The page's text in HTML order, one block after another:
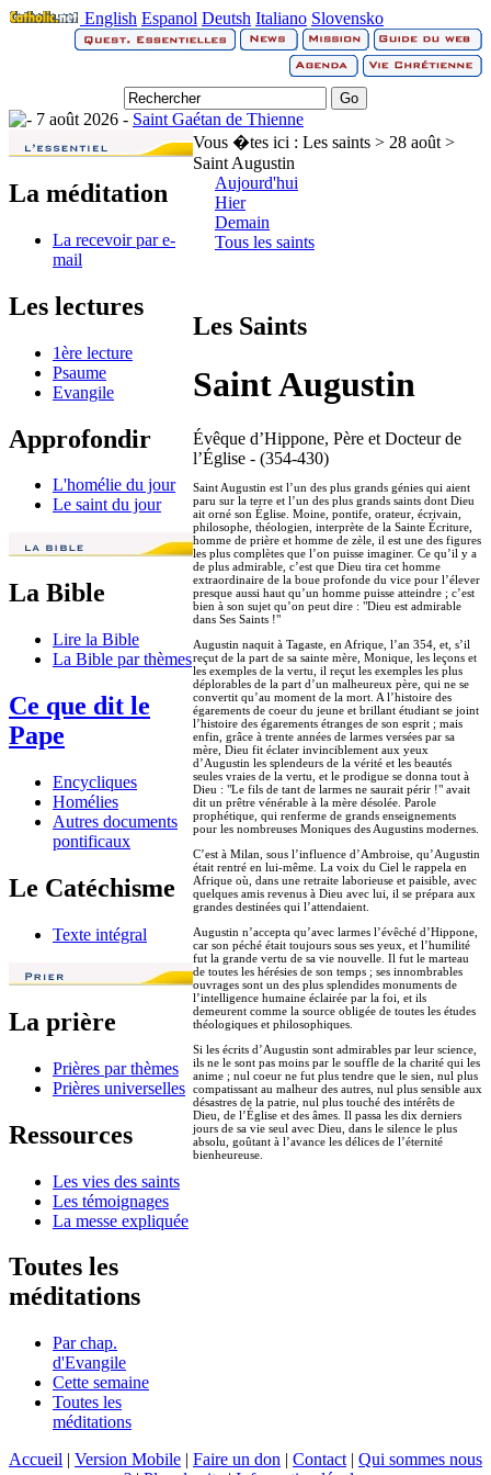
English Espanol Deutsh Italiano Slovensko
7 août 2026 - Saint Gaétan de Thienne
La méditation
La recevoir par e-
mail
Les lectures
1ère lecture
Psaume
Evangile
Approfondir
L'homélie du jour
Le saint du jour
La Bible
Lire la Bible
La Bible par thèmes
Ce que dit le
Pape
Encycliques
Homélies
Autres documents
pontificaux
Le Catéchisme
Texte intégral
La prière
Prières par thèmes
Prières universelles
Ressources
Les vies des saints
Les témoignages
La messe expliquée
Toutes les
méditations
Par chap.
d'Evangile
Cette semaine
Toutes les
méditations
Vous �tes ici : Les saints > 28 août >
Saint Augustin
Aujourd'hui
Hier
Demain
Tous les saints
Les Saints
Saint Augustin
Évêque d’Hippone, Père et Docteur de
l’Église - (354-430)
Saint Augustin est l’un des plus grands génies qui aient
paru sur la terre et l’un des plus grands saints dont Dieu
ait orné son Église. Moine, pontife, orateur, écrivain,
philosophe, théologien, interprète de la Sainte Écriture,
homme de prière et homme de zèle, il est une des figures
les plus complètes que l’on puisse imaginer. Ce qu’il y a
de plus admirable, c’est que Dieu tira cet homme
extraordinaire de la boue profonde du vice pour l’élever
presque aussi haut qu’un homme puisse atteindre ; c’est
bien à son sujet qu’on peut dire : "Dieu est admirable
dans Ses Saints !"
Augustin naquit à Tagaste, en Afrique, l’an 354, et, s’il
reçut de la part de sa sainte mère, Monique, les leçons et
les exemples de la vertu, il reçut les exemples les plus
déplorables de la part d’un malheureux père, qui ne se
convertit qu’au moment de la mort. A l’histoire des
égarements de coeur du jeune et brillant étudiant se joint
l’histoire des égarements étranges de son esprit ; mais
enfin, grâce à trente années de larmes versées par sa
mère, Dieu fit éclater invinciblement aux yeux
d’Augustin les splendeurs de la vérité et les beautés
seules vraies de la vertu, et le prodigue se donna tout à
Dieu : "Le fils de tant de larmes ne saurait périr !" avait
dit un prêtre vénérable à la mère désolée. Parole
prophétique, qui renferme de grands enseignements
pour les nombreuses Moniques des Augustins modernes.
C’est à Milan, sous l’influence d’Ambroise, qu’Augustin
était rentré en lui-même. La voix du Ciel le rappela en
Afrique où, dans une retraite laborieuse et paisible, avec
quelques amis revenus à Dieu avec lui, il se prépara aux
grandes destinées qui l’attendaient.
Augustin n’accepta qu’avec larmes l’évêché d’Hippone,
car son péché était toujours sous ses yeux, et l’humilité
fut la grande vertu de sa vie nouvelle. Il fut le marteau
de toutes les hérésies de son temps ; ses innombrables
ouvrages sont un des plus splendides monuments de
l’intelligence humaine éclairée par la foi, et ils
demeurent comme la source obligée de toutes les études
théologiques et philosophiques.
Si les écrits d’Augustin sont admirables par leur science,
ils ne le sont pas moins par le souffle de la charité qui les
anime ; nul coeur ne fut plus tendre que le sien, nul plus
compatissant au malheur des autres, nul plus sensible aux
désastres de la patrie, nul plus touché des intérêts de
Dieu, de l’Église et des âmes. Il passa les dix derniers
jours de sa vie seul avec Dieu, dans le silence le plus
absolu, goûtant à l’avance les délices de l’éternité
bienheureuse.
Accueil | Version Mobile | Faire un don | Contact | Qui sommes nous